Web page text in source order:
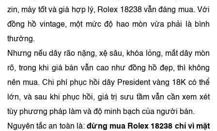
zin, máy tốt và giá hợp lý, Rolex 18238 vẫn đáng mua. Với
đồng hồ vintage, một mức độ hao mòn vừa phải là bình
thường.
Nhưng nếu dây rão nặng, xệ sâu, khóa lỏng, mắt dây mòn
rõ, trong khi giá bán vẫn cao như đồng hồ đẹp, thì không
nên mua. Chi phí phục hồi dây President vàng 18K có thể
lớn, và sau khi phục hồi, giá trị sưu tầm vẫn cần xem xét
tùy phương pháp làm và độ minh bạch của người bán.
Nguyên tắc an toàn là: đừng mua Rolex 18238 chỉ vì mặt